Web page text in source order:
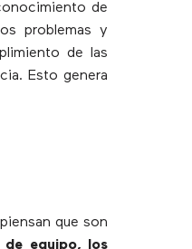
de
problemas y
de las
Esto genera
que son
de equipo, los